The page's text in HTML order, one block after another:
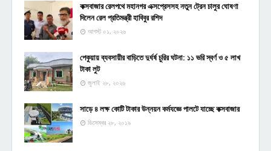
কক্সবাজার রেলপথে মহানগর এক্সপ্রেসসহ নতুন ট্রেন চালুর ঘোষণা
দিলেন রেল প্রতিমন্ত্রী হাবিবুর রশিদ
আগস্ট ০১, ২০২৬
পেকুয়ায় ব্যবসায়ীর বাড়িতে দুর্ধর্ষ চুরির ঘটনা: ১১ ভরি স্বর্ণ ও ৫ লাখ
টাকা লুট
জুলাই ২৮, ২০২৬
সাড়ে ৪ লক্ষ কোটি টাকার উন্নয়ন কর্মযজ্ঞে পালটে যাচ্ছে কক্সবাজার
ডিসেম্বর ২৮, ২০১৯